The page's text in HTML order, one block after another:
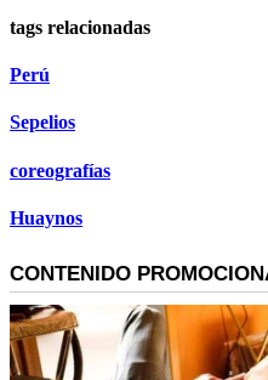
tags relacionadas
Perú
Sepelios
coreografías
Huaynos